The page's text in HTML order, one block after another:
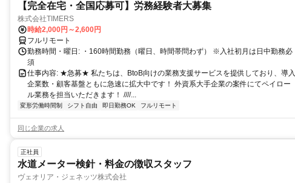
【完全在宅・全国応募可】労務経験者大募集
株式会社TIMERS
時給2,000円～2,600円
フルリモート
勤務時間・曜日: ・160時間勤務（曜日、時間帯問わず） ※入社初月は日中勤務必
須
仕事内容: ★急募★ 私たちは、BtoB向けの業務支援サービスを提供しており、導入
企業数・顧客基盤ともに急速に拡大中です！ 外資系大手企業の案件にてペイロー
ル業務を担当いただきます！ ////...
変形労働時間制 シフト自由 即日勤務OK フルリモート
同じ企業の求人
正社員
水道メーター検針・料金の徴収スタッフ
ヴェオリア・ジェネッツ株式会社